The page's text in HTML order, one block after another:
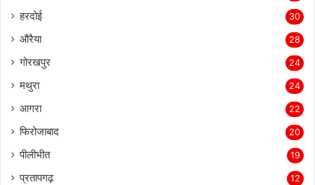
हरदोई 30
औरैया 28
गोरखपुर 24
मथुरा 24
आगरा 22
फिरोजाबाद 20
पीलीभीत 19
प्रतापगढ़ 12